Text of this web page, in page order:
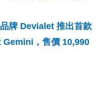
牌 Devialet 推出首款
Gemini，售價 10,990